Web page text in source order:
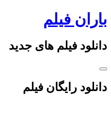
Skip
to
content
باران فیلم
دانلود فیلم های جدید
دانلود رایگان فیلم